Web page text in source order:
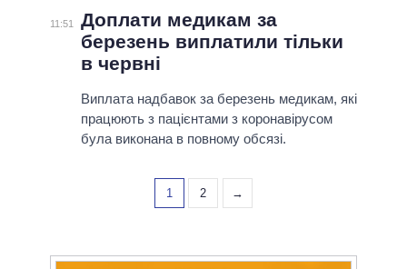
11:51
Доплати медикам за
березень виплатили тільки
в червні
Виплата надбавок за березень медикам, які
працюють з пацієнтами з коронавірусом
була виконана в повному обсязі.
1 2 →